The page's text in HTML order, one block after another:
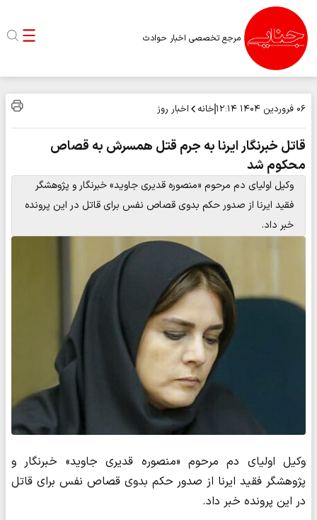
مرجع تخصصی اخبار حوادث
۰۶ فروردین ۱۴۰۴ ۱۲:۱۴ خانه اخبار روز
قاتل خبرنگار ایرنا به جرم قتل همسرش به قصاص
محکوم شد
وکیل اولیای دم مرحوم «منصوره قدیری جاوید» خبرنگار و پژوهشگر
فقید ایرنا از صدور حکم بدوی قصاص نفس برای قاتل در این پرونده
خبر داد.
وکیل اولیای دم مرحوم «منصوره قدیری جاوید» خبرنگار و
پژوهشگر فقید ایرنا از صدور حکم بدوی قصاص نفس برای قاتل
در این پرونده خبر داد.